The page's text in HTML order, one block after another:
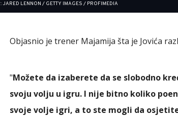
JARED LENNON / GETTY IMAGES / PROFIMEDIA
Objasnio je trener Majamija šta je Jovića
"Možete da izaberete da se slobodno
svoju volju u igru. I nije bitno koliko
svoje volje igri, a to ste mogli da